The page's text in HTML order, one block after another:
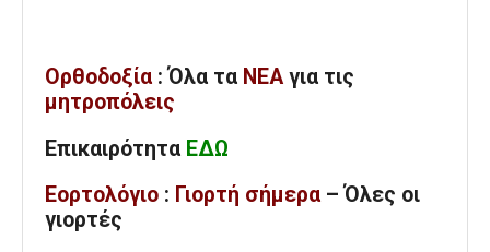
Ορθοδοξία : Όλα τα ΝΕΑ για τις
μητροπόλεις
Επικαιρότητα ΕΔΩ
Εορτολόγιο : Γιορτή σήμερα – Όλες οι
γιορτές